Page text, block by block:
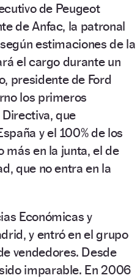
de Peugeot
de Anfac, la patronal
estimaciones de la
el cargo durante un
presidente de Ford
los primeros
que
y el 100% de los
más en la junta, el de
que no entra en la
Económicas y
y entró en el grupo
vendedores. Desde
imparable. En 2006